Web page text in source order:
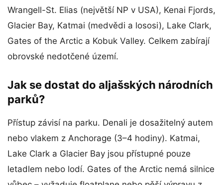
Wrangell-St. Elias (největší NP v USA), Kenai Fjords,
Glacier Bay, Katmai (medvědi a lososi), Lake Clark,
Gates of the Arctic a Kobuk Valley. Celkem zabírají
obrovské nedotčené území.
Jak se dostat do aljašských národních
parků?
Přístup závisí na parku. Denali je dosažitelný autem
nebo vlakem z Anchorage (3–4 hodiny). Katmai,
Lake Clark a Glacier Bay jsou přístupné pouze
letadlem nebo lodí. Gates of the Arctic nemá silnice